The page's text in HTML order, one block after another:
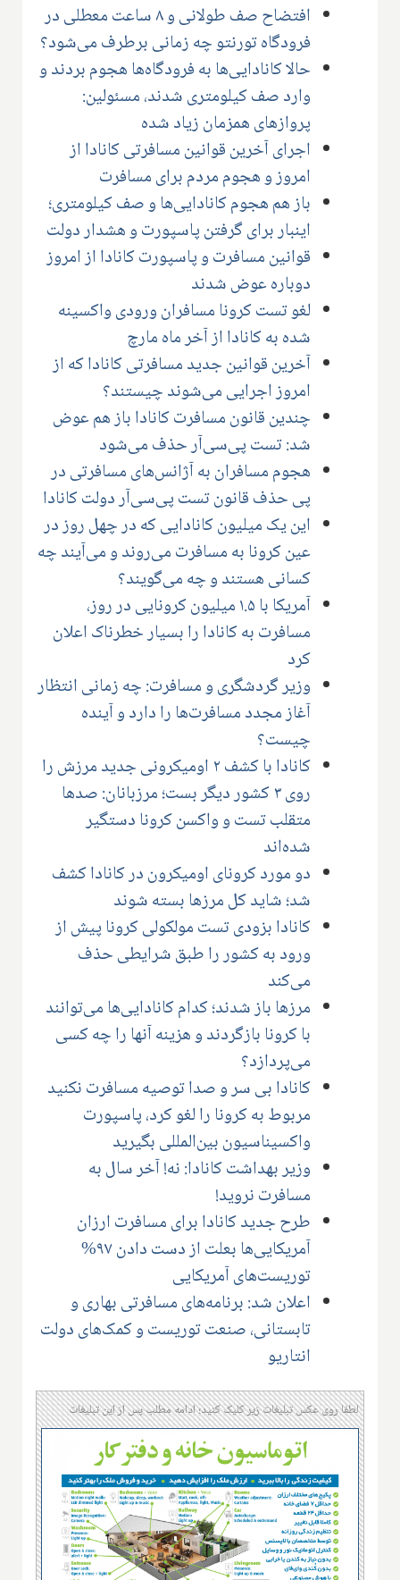
افتضاح صف طولانی و ۸ ساعت معطلی در
فرودگاه تورنتو چه زمانی برطرف می‌شود؟
حالا کانادایی‌ها به فرودگاه‌ها هجوم بردند و
وارد صف کیلومتری شدند، مسئولین:
پروازهای همزمان زیاد شده
اجرای آخرین قوانین مسافرتی کانادا از
امروز و هجوم مردم برای مسافرت
باز هم هجوم کانادایی‌ها و صف کیلومتری؛
اینبار برای گرفتن پاسپورت و هشدار دولت
قوانین مسافرت و پاسپورت کانادا از امروز
دوباره عوض شدند
لغو تست کرونا مسافران ورودی واکسینه
شده به کانادا از آخر ماه مارچ
آخرین قوانین جدید مسافرتی کانادا که از
امروز اجرایی می‌شوند چیستند؟
چندین قانون مسافرت کانادا باز هم عوض
شد: تست پی‌سی‌آر حذف می‌شود
هجوم مسافران به آژانس‌های مسافرتی در
پی حذف قانون تست پی‌سی‌آر دولت کانادا
این یک میلیون کانادایی که در چهل روز در
عین کرونا به مسافرت می‌روند و می‌آیند چه
کسانی هستند و چه می‌گویند؟
آمریکا با ۱.۵ میلیون کرونایی در روز،
مسافرت به کانادا را بسیار خطرناک اعلان
کرد
وزیر گردشگری و مسافرت: چه زمانی انتظار
آغاز مجدد مسافرت‌ها را دارد و آینده
چیست؟
کانادا با کشف ۲ اومیکرونی جدید مرزش را
روی ۳ کشور دیگر بست؛ مرزبانان: صدها
متقلب تست و واکسن کرونا دستگیر
شده‌اند
دو مورد کرونای اومیکرون در کانادا کشف
شد؛ شاید کل مرزها بسته شوند
کانادا بزودی تست مولکولی کرونا پیش از
ورود به کشور را طبق شرایطی حذف
می‌کند
مرزها باز شدند؛ کدام کانادایی‌ها می‌توانند
با کرونا بازگردند و هزینه آنها را چه کسی
می‌پردازد؟
کانادا بی سر و صدا توصیه مسافرت نکنید
مربوط به کرونا را لغو کرد، پاسپورت
واکسیناسیون بین‌المللی بگیرید
وزیر بهداشت کانادا: نه! آخر سال به
مسافرت نروید!
طرح جدید کانادا برای مسافرت ارزان
آمریکایی‌ها بعلت از دست دادن ۹۷%
توریست‌های آمریکایی
اعلان شد: برنامه‌‌های مسافرتی بهاری و
تابستانی، صنعت توریست و کمک‌های دولت
انتاریو
لطفا روی عکس تبلیغات زیر کلیک کنید؛ ادامه مطلب پس از این تبلیغات